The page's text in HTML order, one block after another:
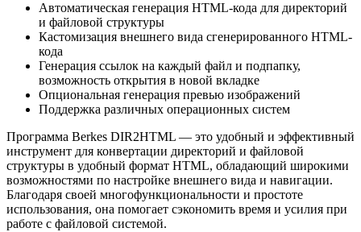
Автоматическая генерация HTML-кода для директорий
и файловой структуры
Кастомизация внешнего вида сгенерированного HTML-
кода
Генерация ссылок на каждый файл и подпапку,
возможность открытия в новой вкладке
Опциональная генерация превью изображений
Поддержка различных операционных систем
Программа Berkes DIR2HTML — это удобный и эффективный
инструмент для конвертации директорий и файловой
структуры в удобный формат HTML, обладающий широкими
возможностями по настройке внешнего вида и навигации.
Благодаря своей многофункциональности и простоте
использования, она помогает сэкономить время и усилия при
работе с файловой системой.